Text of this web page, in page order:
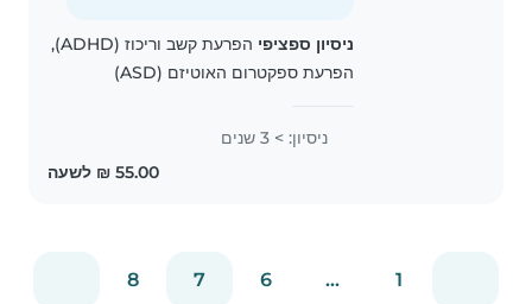
ניסיון ספציפי
הפרעת קשב וריכוז (ADHD),
הפרעת ספקטרום האוטיזם (ASD)
ניסיון: > 3 שנים
1
...
6
7
8